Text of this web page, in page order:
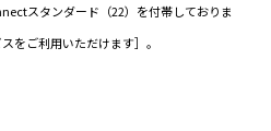
スタンダード（22）を付帯しておりま
をご利用いただけます］。